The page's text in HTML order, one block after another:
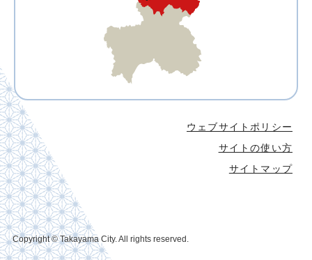
ウェブサイトポリシー
サイトの使い方
サイトマップ
Copyright © Takayama City. All rights reserved.